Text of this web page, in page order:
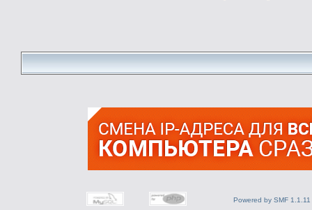
Powered by SMF 1.1.11